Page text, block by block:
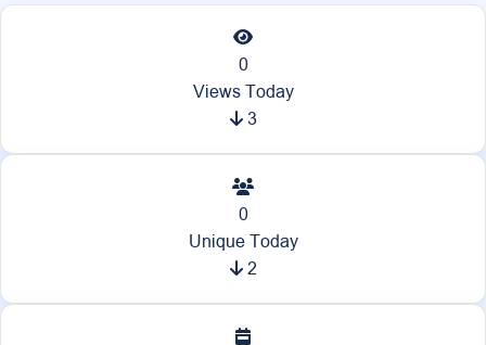
0
Views Today
3
0
Unique Today
2